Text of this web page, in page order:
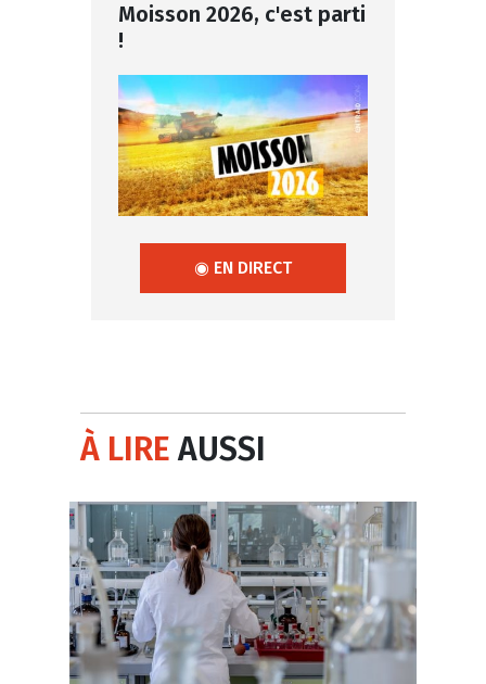
Moisson 2026, c'est parti
!
◉ EN DIRECT
À LIREAUSSI